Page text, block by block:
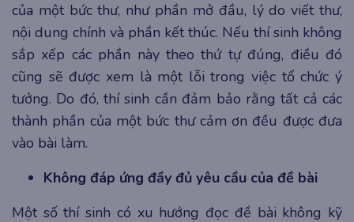
của một bức thư, như phần mở đầu, lý do viết thư,
nội dung chính và phần kết thúc. Nếu thí sinh không
sắp xếp các phần này theo thứ tự đúng, điều đó
cũng sẽ được xem là một lỗi trong việc tổ chức ý
tưởng. Do đó, thí sinh cần đảm bảo rằng tất cả các
thành phần của một bức thư cảm ơn đều được đưa
vào bài làm.
Không đáp ứng đầy đủ yêu cầu của đề bài
Một số thí sinh có xu hướng đọc đề bài không kỹ